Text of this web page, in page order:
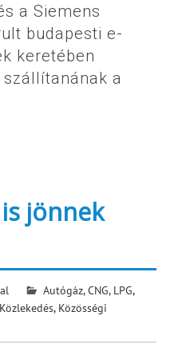
a Siemens
budapesti e-
keretében
a
jönnek
Autógáz, CNG, LPG,
Közlekedés, Közösségi